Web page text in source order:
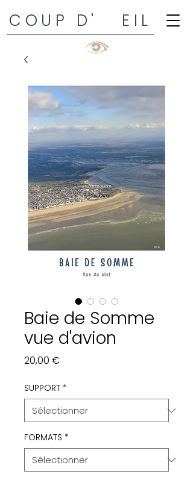
COUP D' EIL
Baie de Somme
vue d'avion
20,00 €Prix
SUPPORT *
FORMATS *